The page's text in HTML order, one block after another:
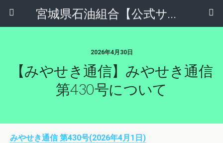
宮城県石油組合【公式サイト】
2026年4月30日
【みやせき通信】みやせき通信
第430号について
みやせき通信 第430号(2026年4月1日)